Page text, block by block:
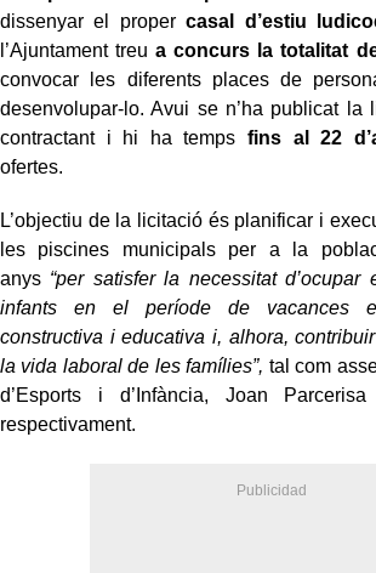
dissenyar el propercasal d’estiu
l’Ajuntament treu a concurs la totalitat
convocar les diferents places de
desenvolupar-lo. Avui se n’ha publicat la
contractant i hi ha temps fins al 22
ofertes.
L’objectiu de la licitació és planificar i
les piscines municipals per a la
anys “per satisfer la necessitat
infants en el període de vacances
constructiva i educativa i, alhora,
la vida laboral de les famílies”, tal com
d’Esports i d’Infància, Joan
respectivament.